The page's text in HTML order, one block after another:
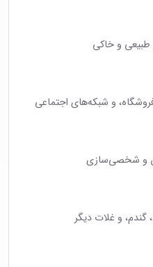
و خاکی
و شبکه‌های اجتماعی
و غلات دیگر